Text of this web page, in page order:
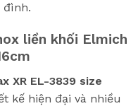
đình.
liền khối Elmich
XR EL-3839 size
kế hiện đại và nhiều